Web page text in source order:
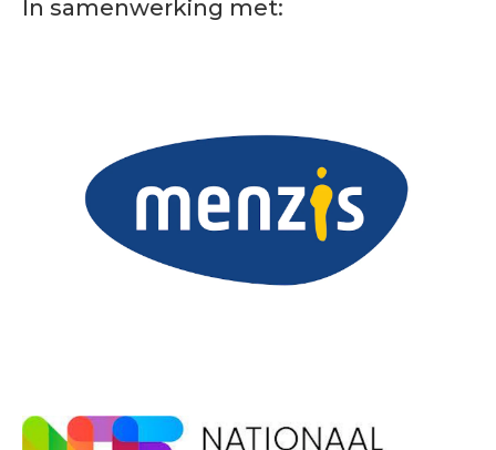
In samenwerking met: